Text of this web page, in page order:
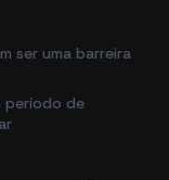
ser uma barreira
período de